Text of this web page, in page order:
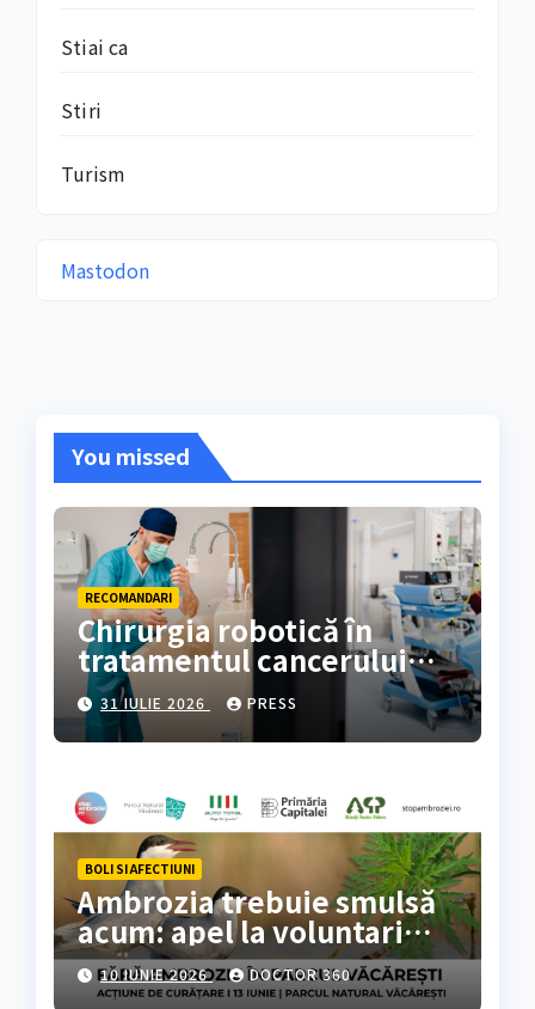
Stiai ca
Stiri
Turism
Mastodon
You missed
RECOMANDARI
Chirurgia robotică în
tratamentul cancerului
colorectal
31 IULIE 2026 PRESS
BOLI SI AFECTIUNI
Ambrozia trebuie smulsă
acum: apel la voluntari
pentru acțiune de curățare
în Parcul Natural
10 IUNIE 2026 DOCTOR 360